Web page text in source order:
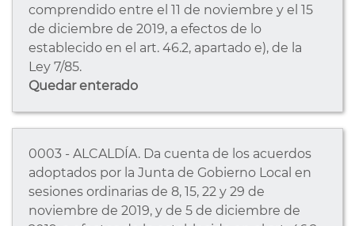
comprendido entre el 11 de noviembre y el 15
de diciembre de 2019, a efectos de lo
establecido en el art. 46.2, apartado e), de la
Ley 7/85.
Quedar enterado
0003 - ALCALDÍA. Da cuenta de los acuerdos
adoptados por la Junta de Gobierno Local en
sesiones ordinarias de 8, 15, 22 y 29 de
noviembre de 2019, y de 5 de diciembre de